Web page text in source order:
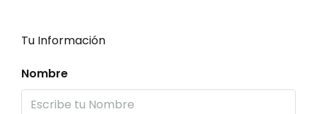
Tu Información
Nombre